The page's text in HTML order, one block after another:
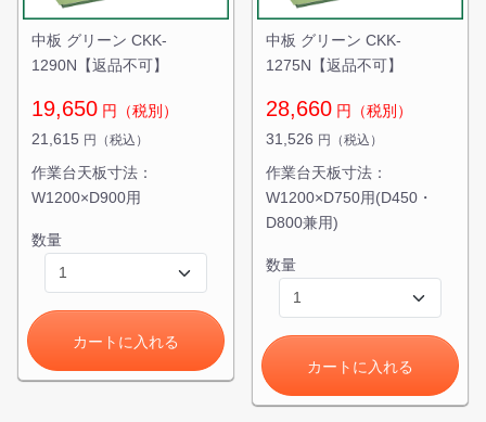
中板 グリーン CKK-
1290N【返品不可】
19,650 円（税別）
21,615 円（税込）
作業台天板寸法：
W1200×D900用
数量
カートに入れる
中板 グリーン CKK-
1275N【返品不可】
28,660 円（税別）
31,526 円（税込）
作業台天板寸法：
W1200×D750用(D450・
D800兼用)
数量
カートに入れる
カートに追加しました。
スチールラック3台以上の場合、見積書にてお値引き保証い
たします！
1台でも大量導入でも無料お見積・ご注文を受け付けており